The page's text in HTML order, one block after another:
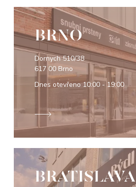
BRNO
Dornych 510/38
617 00 Brno
Dnes otevřeno10:00 - 19:00
BRATISLAVA